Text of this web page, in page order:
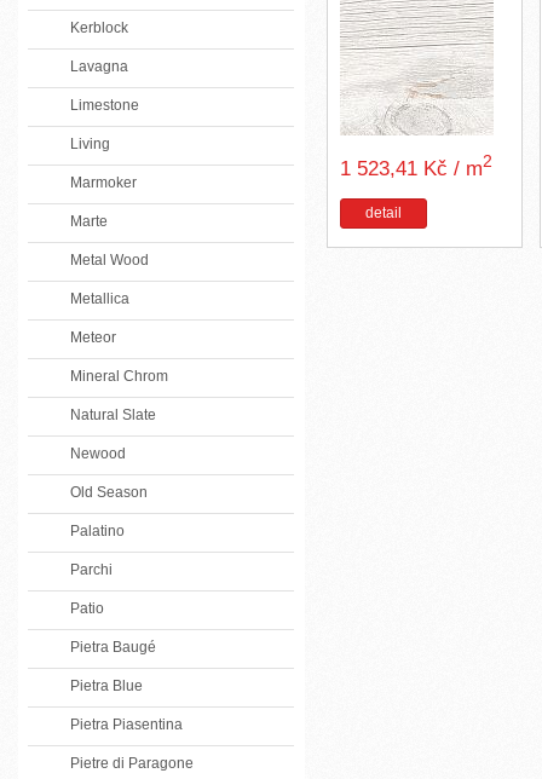
Kerblock
Lavagna
Limestone
Living
Marmoker
Marte
Metal Wood
Metallica
Meteor
Mineral Chrom
Natural Slate
Newood
Old Season
Palatino
Parchi
Patio
Pietra Baugé
Pietra Blue
Pietra Piasentina
Pietre di Paragone
1 523,41 Kč / m2
detail